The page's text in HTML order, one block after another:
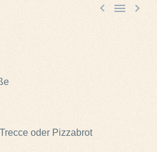
  
oder Pizzabrot